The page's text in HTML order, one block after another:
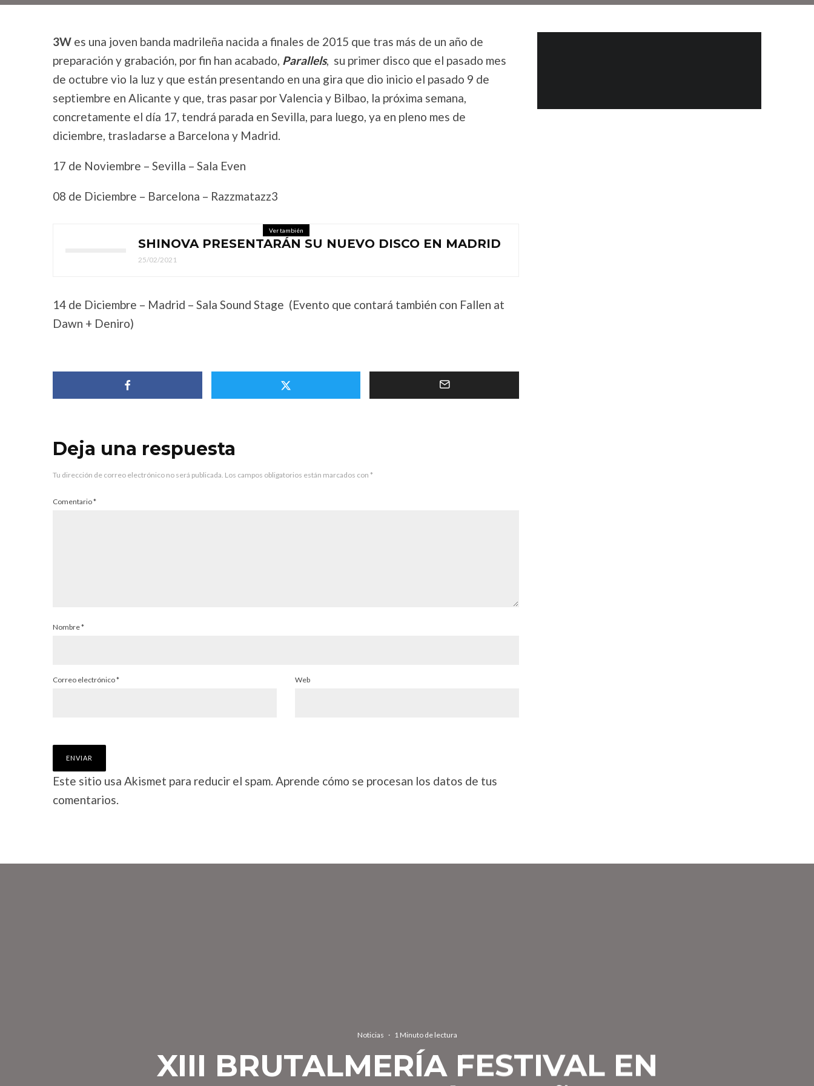
3W es una joven banda madrileña nacida a finales de 2015 que tras más de un año de
preparación y grabación, por fin han acabado, Parallels, su primer disco que el pasado mes
de octubre vio la luz y que están presentando en una gira que dio inicio el pasado 9 de
septiembre en Alicante y que, tras pasar por Valencia y Bilbao, la próxima semana,
concretamente el día 17, tendrá parada en Sevilla, para luego, ya en pleno mes de
diciembre, trasladarse a Barcelona y Madrid.
17 de Noviembre – Sevilla – Sala Even
08 de Diciembre – Barcelona – Razzmatazz3
Ver también
SHINOVA PRESENTARÁN SU NUEVO DISCO EN MADRID
25/02/2021
14 de Diciembre – Madrid – Sala Sound Stage (Evento que contará también con Fallen at
Dawn + Deniro)
Deja una respuesta
Tu dirección de correo electrónico no será publicada. Los campos obligatorios están marcados con *
Comentario*
Nombre*
Correo electrónico* Web
Este sitio usa Akismet para reducir el spam. Aprende cómo se procesan los datos de tus
comentarios.
Noticias · 1 Minuto de lectura
XIII BRUTALMERÍA FESTIVAL EN